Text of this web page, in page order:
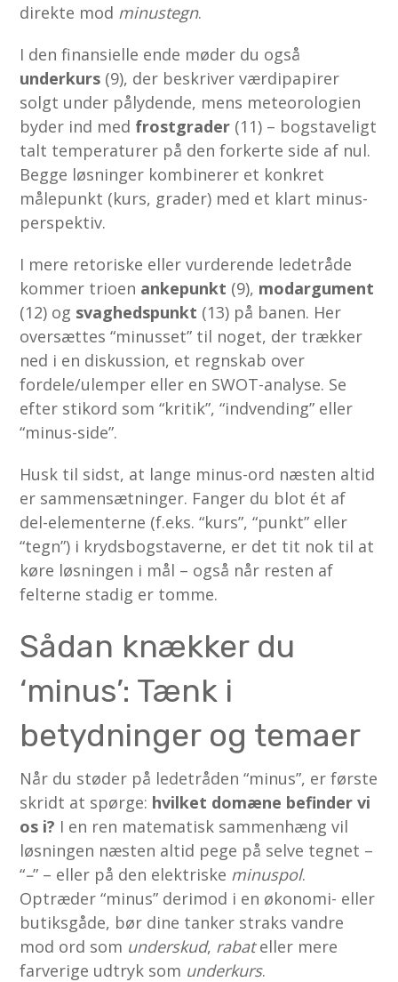
direkte mod minustegn.
I den finansielle ende møder du også
underkurs (9), der beskriver værdipapirer
solgt under pålydende, mens meteorologien
byder ind med frostgrader (11) – bogstaveligt
talt temperaturer på den forkerte side af nul.
Begge løsninger kombinerer et konkret
målepunkt (kurs, grader) med et klart minus-
perspektiv.
I mere retoriske eller vurderende ledetråde
kommer trioen ankepunkt (9), modargument
(12) og svaghedspunkt (13) på banen. Her
oversættes “minusset” til noget, der trækker
ned i en diskussion, et regnskab over
fordele/ulemper eller en SWOT-analyse. Se
efter stikord som “kritik”, “indvending” eller
“minus-side”.
Husk til sidst, at lange minus-ord næsten altid
er sammensætninger. Fanger du blot ét af
del-elementerne (f.eks. “kurs”, “punkt” eller
“tegn”) i krydsbogstaverne, er det tit nok til at
køre løsningen i mål – også når resten af
felterne stadig er tomme.
Sådan knækker du
‘minus’: Tænk i
betydninger og temaer
Når du støder på ledetråden “minus”, er første
skridt at spørge: hvilket domæne befinder vi
os i? I en ren matematisk sammenhæng vil
løsningen næsten altid pege på selve tegnet –
“–” – eller på den elektriske minuspol.
Optræder “minus” derimod i en økonomi- eller
butiksgåde, bør dine tanker straks vandre
mod ord som underskud, rabateller mere
farverige udtryk som underkurs.